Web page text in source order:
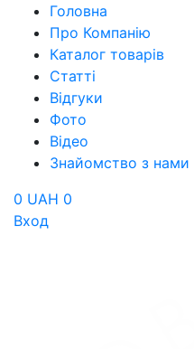
Головна
Про Компанію
Каталог товарів
Статті
Відгуки
Фото
Відео
Знайомство з нами
0 UAH 0
Вход